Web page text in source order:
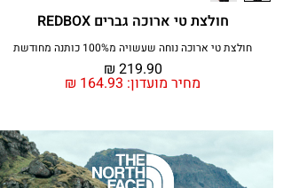
חולצת טי ארוכה גברים REDBOX
חולצת טי ארוכה נוחה שעשויה מ100% כותנה מחודשת
מחיר מועדון: ₪ 164.93
₪ 219.90